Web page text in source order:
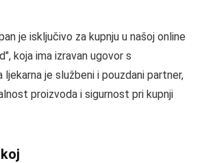
je isključivo za kupnju u našoj online
koja ima izravan ugovor s
je službeni i pouzdani partner,
proizvoda i sigurnost pri kupnji